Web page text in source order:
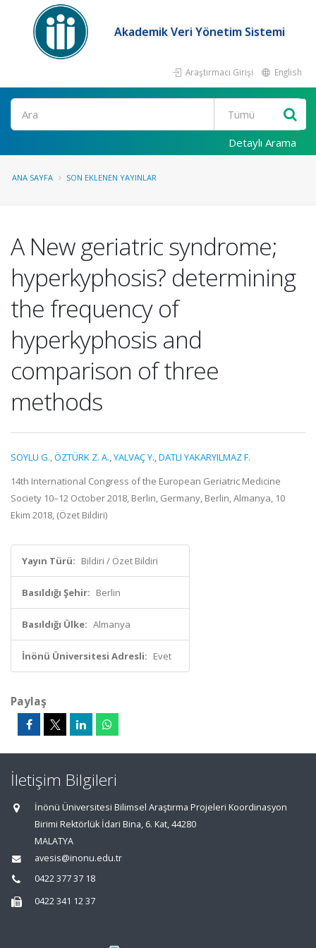
Akademik Veri Yönetim Sistemi
Araştırmacı Girişi English
Ara
Detaylı Arama
ANA SAYFA SON EKLENEN YAYINLAR
A New geriatric syndrome;
hyperkyphosis? determining
the frequency of
hyperkyphosis and
comparison of three
methods
SOYLU G.,ÖZTÜRK Z. A.,YALVAÇ Y.,DATLI YAKARYILMAZ F.
14th International Congress of the European Geriatric Medicine
Society 10–12 October 2018, Berlin, Germany, Berlin, Almanya, 10
Ekim 2018, (Özet Bildiri)
Yayın Türü: Bildiri / Özet Bildiri
Basıldığı Şehir: Berlin
Basıldığı Ülke: Almanya
İnönü Üniversitesi Adresli: Evet
Paylaş
İletişim Bilgileri
İnönü Üniversitesi Bilimsel Araştırma Projeleri Koordinasyon
Birimi Rektörlük İdari Bina, 6. Kat, 44280
MALATYA
avesis@inonu.edu.tr
0422 377 37 18
0422 341 12 37